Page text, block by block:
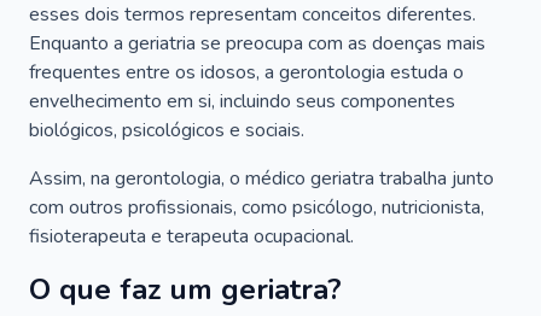
esses dois termos representam conceitos diferentes.
Enquanto a geriatria se preocupa com as doenças mais
frequentes entre os idosos, a gerontologia estuda o
envelhecimento em si, incluindo seus componentes
biológicos, psicológicos e sociais.
Assim, na gerontologia, o médico geriatra trabalha junto
com outros profissionais, como psicólogo, nutricionista,
fisioterapeuta e terapeuta ocupacional.
O que faz um geriatra?